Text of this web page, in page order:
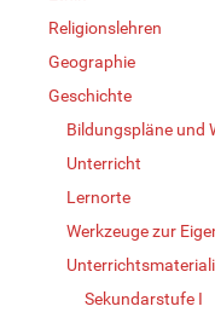
Religionslehren
Geographie
Geschichte
Bildungspläne und
Unterricht
Lernorte
Werkzeuge zur
Sekundarstufe I